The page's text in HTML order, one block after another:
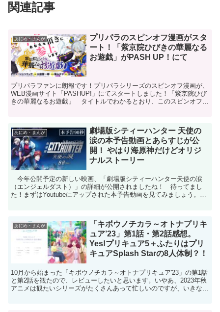
関連記事
あにめ・まんが
プリパラのスピンオフ漫画がスタ
ート！「紫京院ひびきの華麗なる
お遊戯」がPASH UP！にて
プリパラファンに朗報です！プリパラシリーズのスピンオフ漫画が、
WEB漫画サイト「PASHUP!」にてスタートしました！「紫京院ひび
きの華麗なるお遊戯」 タイトルでわかるとおり、このスピンオフは
あにめ・まんが
劇場版シティーハンター 天使の
涙の本予告動画とあらすじが公
開！ やはり海原神だけどオリジ
ナルストーリー
今年公開予定の新しい映画、「劇場版シティーハンター天使の涙
（エンジェルダスト）」の詳細が公開されましたね！ 待ってまし
た！まずはYoutubeにアップされた本予告動画を見てみましょう。
あにめ・まんが
「キボウノチカラ～オトナプリキ
ュア’23」第1話・第2話感想。
Yes!プリキュア5＋ふたりはプリ
キュアSplash Starの8人体制？！
10月から始まった「キボウノチカラ～オトナプリキュア'23」の第1話
と第2話を観たので、レビューしたいと思います。いやあ、2023年秋
アニメは観たいシリーズがたくさんあって忙しいのですが、いきなり